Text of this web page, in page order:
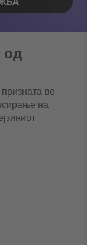
од
во
на